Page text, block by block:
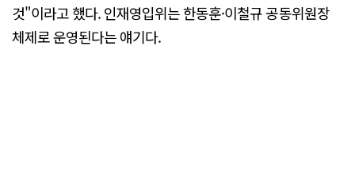
것"이라고 했다. 인재영입위는 한동훈·이철규 공동위원장
체제로 운영된다는 얘기다.